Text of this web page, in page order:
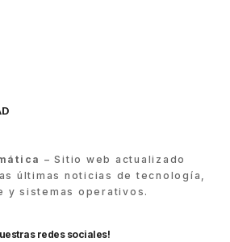
– Sitio web actualizado
últimas noticias de tecnología,
y sistemas operativos.
redes sociales!